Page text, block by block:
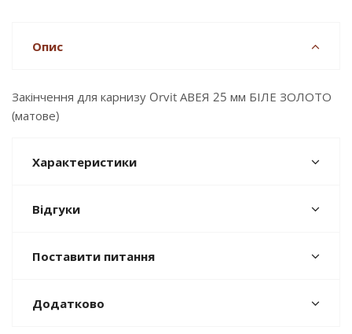
Опис
Закінчення для карнизу Orvit АВЕЯ 25 мм БІЛЕ ЗОЛОТО
(матове)
Характеристики
Відгуки
Поставити питання
Додатково